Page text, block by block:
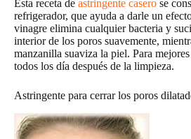
Esta receta de astringente casero se
refrigerador, que ayuda a darle un
vinagre elimina cualquier bacteria y
interior de los poros suavemente,
manzanilla suaviza la piel. Para
todos los día después de la limpieza.
Astringente para cerrar los poros